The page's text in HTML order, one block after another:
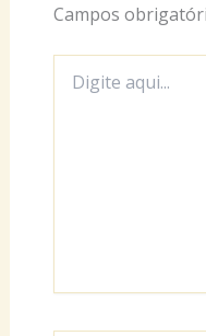
Campos
aqui...